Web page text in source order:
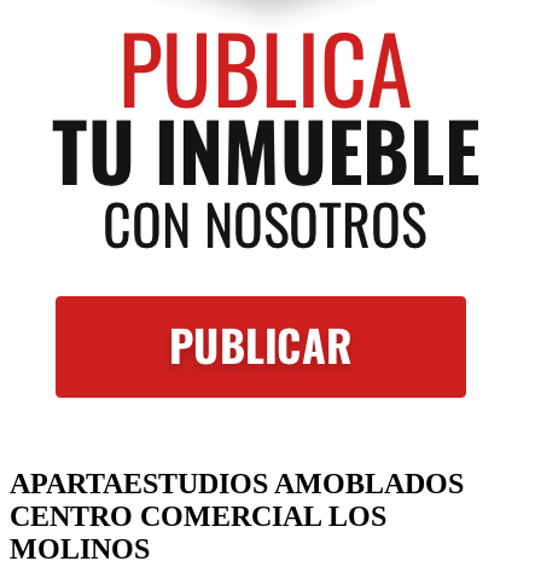
APARTAESTUDIOS AMOBLADOS
CENTRO COMERCIAL LOS
MOLINOS